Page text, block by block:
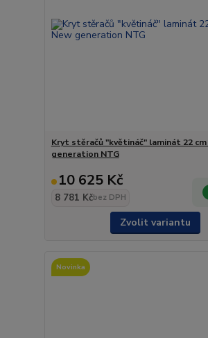
Kryt stěračů "květináč" laminát 22 cm
generation NTG
10 625 Kč
8 781 Kčbez DPH
Zvolit variantu
Novinka